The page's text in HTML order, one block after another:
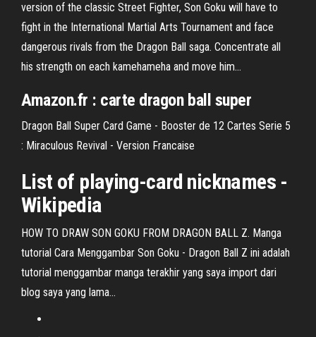
version of the classic Street Fighter, Son Goku will have to
fight in the International Martial Arts Tournament and face
dangerous rivals from the Dragon Ball saga. Concentrate all
his strength on each kamehameha and move him...
Amazon.fr : carte dragon ball super
Dragon Ball Super Card Game - Booster de 12 Cartes Serie 5
: Miraculous Revival - Version Francaise
List of playing-card nicknames -
Wikipedia
HOW TO DRAW SON GOKU FROM DRAGON BALL Z. Manga
tutorial Cara Menggambar Son Goku - Dragon Ball Z ini adalah
tutorial menggambar manga terakhir yang saya import dari
blog saya yang lama...